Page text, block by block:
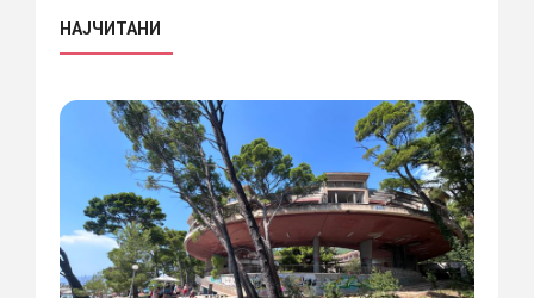
НАЈЧИТАНИ